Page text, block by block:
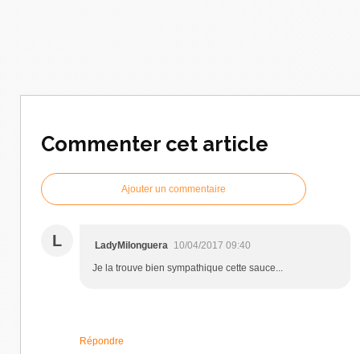
Commenter cet article
Ajouter un commentaire
L LadyMilonguera
10/04/2017 09:40
Je la trouve bien sympathique cette sauce...
Répondre